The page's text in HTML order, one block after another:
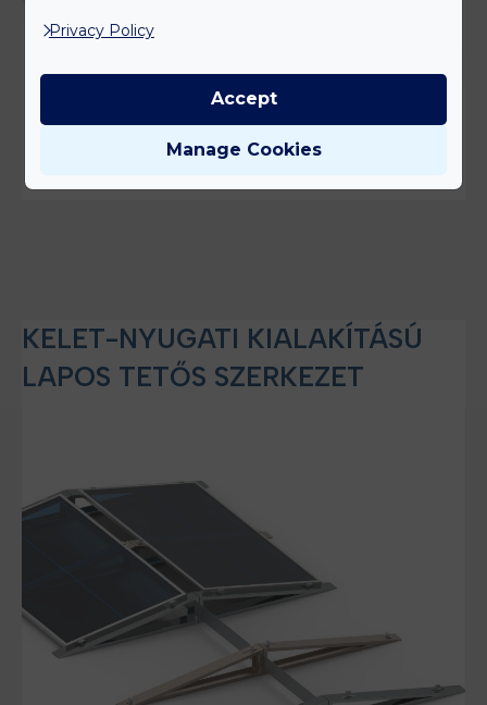
KELET-NYUGATI KIALAKÍTÁSÚ
LAPOS TETŐS SZERKEZET
Privacy Policy
Manage Cookies
Accept